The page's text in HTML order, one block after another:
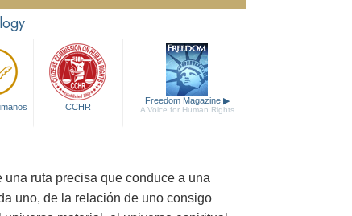
CCHR
Freedom Magazine ▶
A Voice for Human Rights
ruta precisa que conduce a una
uno, de la relación de uno consigo